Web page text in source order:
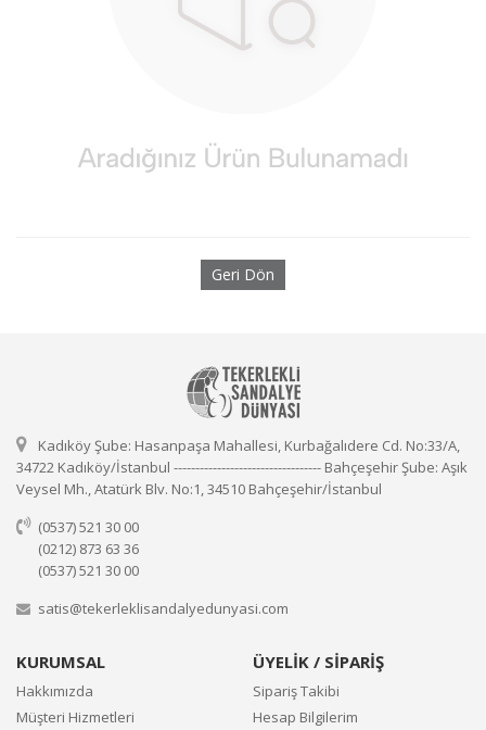
Geri Dön
Kadıköy Şube: Hasanpaşa Mahallesi, Kurbağalıdere Cd. No:33/A,
34722 Kadıköy/İstanbul ---------------------------------- Bahçeşehir Şube: Aşık
Veysel Mh., Atatürk Blv. No:1, 34510 Bahçeşehir/İstanbul
(0537) 521 30 00
(0212) 873 63 36
(0537) 521 30 00
satis@tekerleklisandalyedunyasi.com
KURUMSAL
Hakkımızda
Müşteri Hizmetleri
ÜYELİK / SİPARİŞ
Sipariş Takibi
Hesap Bilgilerim